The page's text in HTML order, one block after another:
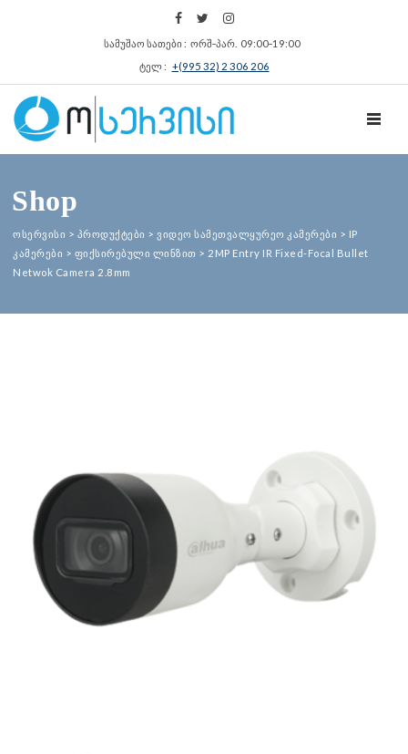
სამუშაო სათები : ორშ‑პარ. 09:00‑19:00
ტელ : +(995 32) 2 306 206
Shop
ოსერვისი > პროდუქტები > ვიდეო სამეთვალყურეო კამერები > IP
კამერები > ფიქსირებული ლინზით > 2MP Entry IR Fixed-Focal Bullet
Netwok Camera 2.8mm